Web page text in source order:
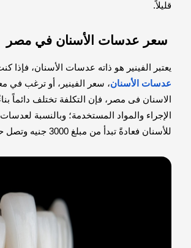
قليلاً.
سعر عدسات الأسنان في مصر
يعتبر الفينير هو ذاته عدسات الأسنان، فإذا
عدسات الأسنان، سعر الفينير، أو ترغب في
الاسنان فى مصر، فإن التكلفة تختلف دائماً
الإجراء والمواد المستخدمة؛ وبالنسبة
للأسنان فعادةً تبدأ من مبلغ 3000 جنيه وتصل حتى 7000 جنيه.